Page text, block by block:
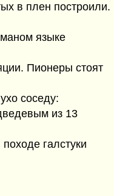
в плен построили.
языке
Пионеры стоят
соседу:
из 13
галстуки